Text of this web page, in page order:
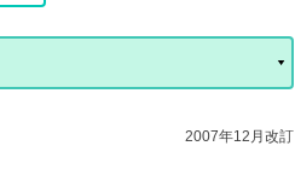
2007年12月改訂